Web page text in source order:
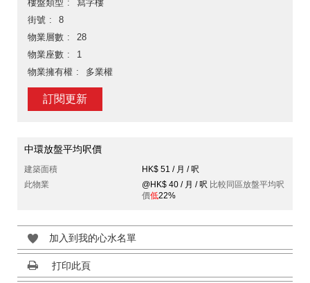
樓盤類型
寫字樓
街號
8
物業層數
28
物業座數
1
物業擁有權
多業權
訂閱更新
中環放盤平均呎價
建築面積
HK$ 51 / 月 / 呎
此物業
@HK$ 40 / 月 / 呎 比較同區放盤平均呎
價低22%
加入到我的心水名單
打印此頁